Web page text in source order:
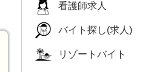
看護師求人
バイト探し(求人)
リゾートバイト